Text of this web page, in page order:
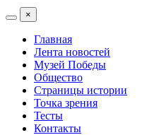
×
Главная
Лента новостей
Музей Победы
Общество
Страницы истории
Точка зрения
Тесты
Контакты